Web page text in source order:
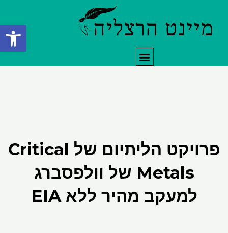
פתח
תפריט
פרויקט הליתיום של Critical
Metals של וולפסברג
למעקב מהיר ללא EIA